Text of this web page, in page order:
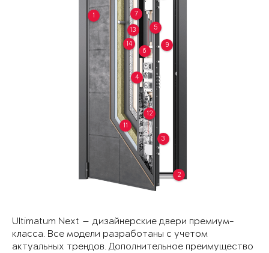
1
2
3
4
5
6
7
9
11
12
13
14
Ultimatum Next — дизайнерские двери премиум-
класса. Все модели разработаны с учетом
актуальных трендов. Дополнительное преимущество